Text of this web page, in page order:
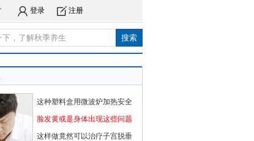
登录 注册
这种塑料盒用微波炉加热安全
脸发黄或是身体出现这些问题
这样做竟然可以治疗子宫脱垂